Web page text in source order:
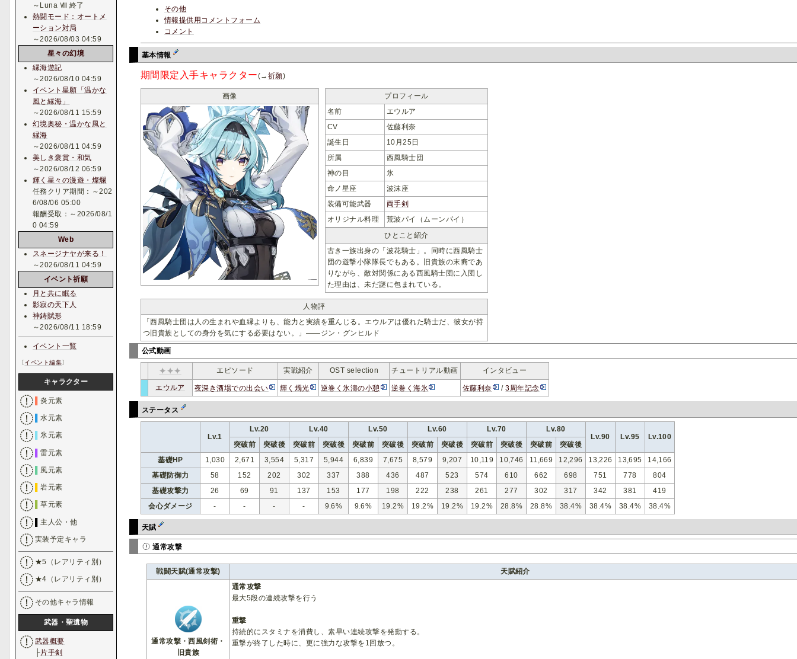
その他
情報提供用コメントフォーム
コメント
基本情報
期間限定入手キャラクター(→ 祈願)
画像
プロフィール
名前
エウルア
CV
佐藤利奈
誕生日
10月25日
所属
西風騎士団
神の目
氷
命ノ星座
波沫座
装備可能武器
両手剣
オリジナル料理
荒波パイ（ムーンパイ）
ひとこと紹介
古き一族出身の「波花騎士」。同時に西風騎士
団の遊撃小隊隊長でもある。旧貴族の末裔であ
りながら、敵対関係にある西風騎士団に入団し
た理由は、未だ謎に包まれている。
人物評
「西風騎士団は人の生まれや血縁よりも、能力と実績を重んじる。エウルアは優れた騎士だ、彼女が持
つ旧貴族としての身分を気にする必要はない。」――ジン・グンヒルド
公式動画
✦✦✦ エピソード 実戦紹介 OST selection チュートリアル動画 インタビュー
ｴｳエウルア 夜深き酒場での出会い 輝く燭光 逆巻く氷濤の小憩 逆巻く海氷 佐藤利奈 /3周年記念
ステータス
Lv.1
Lv.20 Lv.40 Lv.50 Lv.60 Lv.70
Lv.80
Lv.90
Lv.95
Lv.100
突破前
突破後 突破前 突破後 突破前 突破後 突破前 突破後 突破前 突破後 突破前
突破後
基礎HP
1,030 2,671 3,554 5,317 5,944 6,839 7,675 8,579 9,207 10,119 10,746 11,669 12,296 13,226 13,695
14,166
基礎防御力
58 152 202 302 337 388 436 487 523 574 610 662 698 751 778
804
基礎攻撃力
26 69 91 137 153 177 198 222 238 261 277 302 317 342 381
419
会心ダメージ
- - - - 9.6% 9.6% 19.2% 19.2% 19.2% 19.2% 28.8% 28.8% 38.4% 38.4% 38.4% 38.4%
天賦
通常攻撃
戦闘天賦(通常攻撃) 天賦紹介
通常攻撃・西風剣術・
旧貴族
通常攻撃
最大5段の連続攻撃を行う
重撃
持続的にスタミナを消費し、素早い連続攻撃を発動する。
重撃が終了した時に、更に強力な攻撃を1回放つ。
～Luna Ⅷ 終了
熱闘モード：オートメ
ーション対局
～2026/08/03 04:59
星々の幻境
縁海遊記
～2026/08/10 04:59
イベント星願「温かな
風と縁海」
～2026/08/11 15:59
幻境奥秘・温かな風と
縁海
～2026/08/11 04:59
美しき褒賞・和気
～2026/08/12 06:59
輝く星々の漫遊・燦爛
任務クリア期間：～202
6/08/06 05:00
報酬受取：～2026/08/1
0 04:59
Web
スネージナヤが来る！
～2026/08/11 04:59
イベント祈願
月と共に眠る
影寂の天下人
神鋳賦形
～2026/08/11 18:59
イベント一覧
〔 イベント編集〕
キャラクター
▌炎元素
▌水元素
▌氷元素
▌雷元素
風元素
▌岩元素
▌草元素
主人公・他
実装予定キャラ
★5（レアリティ別）
★4（レアリティ別）
その他キャラ情報
武器・聖遺物
武器概要
├片手剣